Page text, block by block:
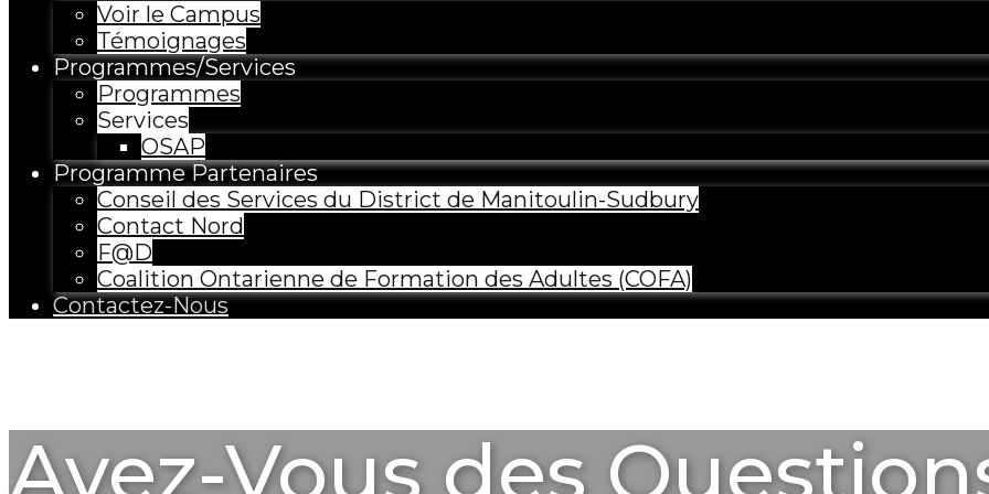
Voir le Campus
Témoignages
Programmes/Services
Programmes
Services
OSAP
Programme Partenaires
Conseil des Services du District de Manitoulin-Sudbury
Contact Nord
F@D
Coalition Ontarienne de Formation des Adultes (COFA)
Contactez-Nous
Avez-Vous des